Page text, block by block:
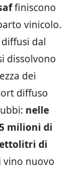
finiscono
vinicolo.
diffusi dal
dissolvono
dei
diffuso
nelle
milioni di
di
nuovo